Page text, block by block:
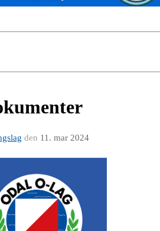
den 11. mar 2024